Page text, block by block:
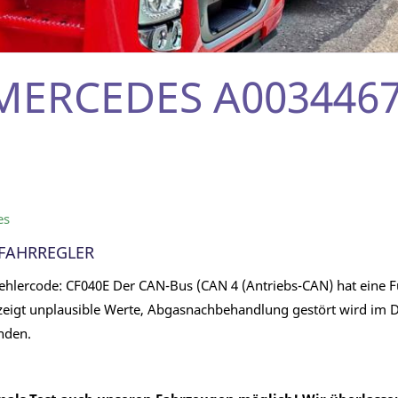
CF040E Der CAN-Bus (CAN 4 (Antriebs-CAN) hat
unplausible Werte, Abgasnachbehandlung gestört wird im